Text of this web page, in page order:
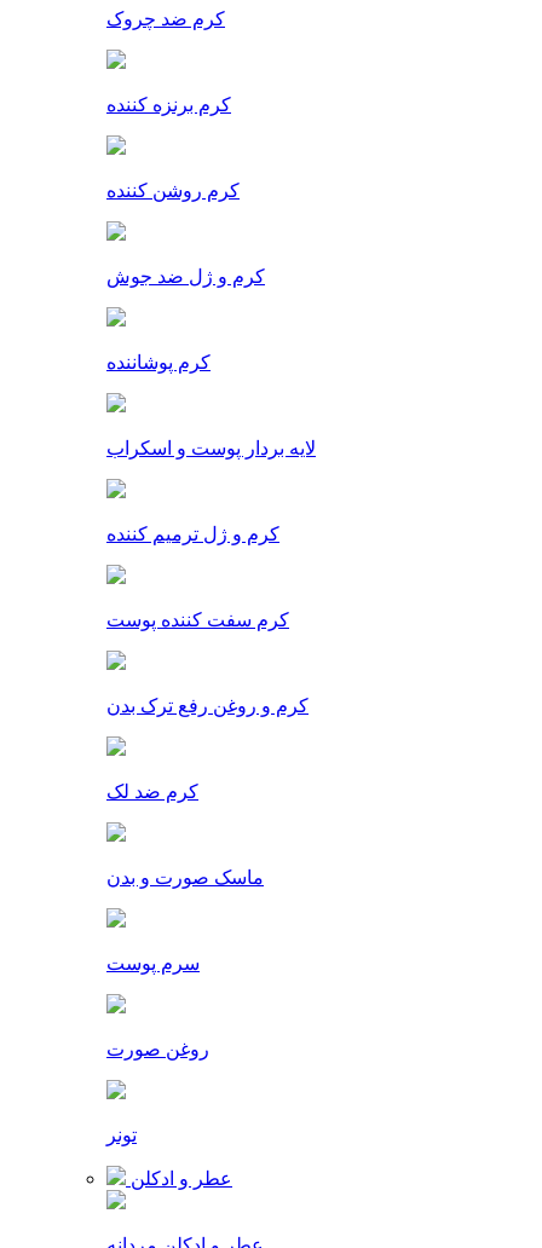
کرم ضد چروک
کرم برنزه کننده
کرم روشن کننده
کرم و ژل ضد جوش
کرم پوشاننده
لایه بردار پوست و اسکراب
کرم و ژل ترمیم کننده
کرم سفت کننده پوست
کرم و روغن رفع ترک بدن
کرم ضد لک
ماسک صورت و بدن
سرم پوست
روغن صورت
تونر
عطر و ادکلن